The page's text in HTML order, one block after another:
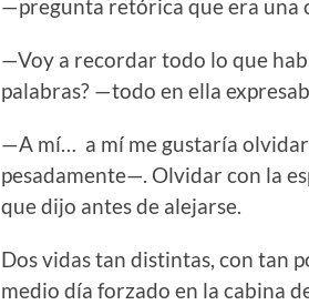
—pregunta retórica que era una
—Voy a recordar todo lo que
palabras? —todo en ella
—A mí… a mí me gustaría
pesadamente—. Olvidar con la
que dijo antes de alejarse.
Dos vidas tan distintas, con tan
medio día forzado en la cabina